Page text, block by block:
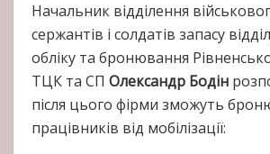
Начальник відділення
сержантів і солдатів запасу
обліку та бронювання
ТЦК та СП Олександр Бодін
після цього фірми зможуть
працівників від мобілізації: